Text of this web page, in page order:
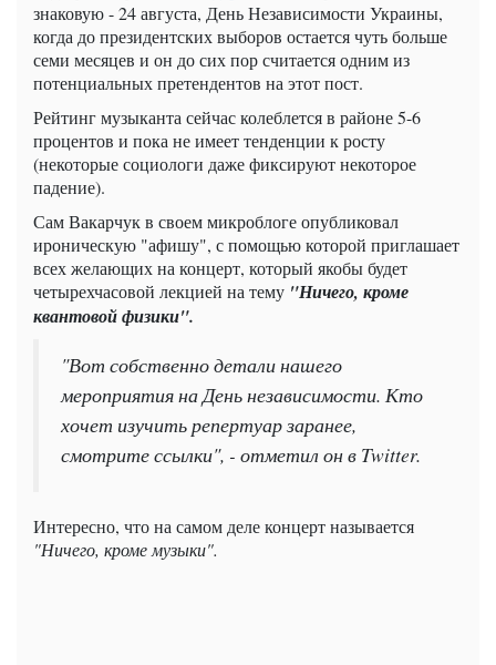
знаковую - 24 августа, День Независимости Украины,
когда до президентских выборов остается чуть больше
семи месяцев и он до сих пор считается одним из
потенциальных претендентов на этот пост.
Рейтинг музыканта сейчас колеблется в районе 5-6
процентов и пока не имеет тенденции к росту
(некоторые социологи даже фиксируют некоторое
падение).
Сам Вакарчук в своем микроблоге опубликовал
ироническую "афишу", с помощью которой приглашает
всех желающих на концерт, который якобы будет
четырехчасовой лекцией на тему "Ничего, кроме
квантовой физики".
"Вот собственно детали нашего
мероприятия на День независимости. Кто
хочет изучить репертуар заранее,
смотрите ссылки", - отметил он в Twitter.
Интересно, что на самом деле концерт называется
"Ничего, кроме музыки".